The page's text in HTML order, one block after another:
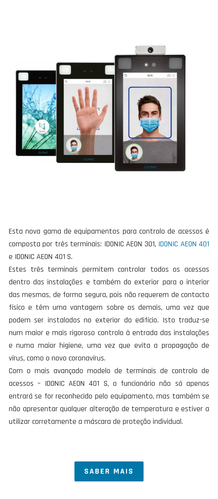
Esta nova gama de equipamentos para controlo de acessos é
composta por três terminais: IDONIC AEON 301, IDONIC AEON 401
e IDONIC AEON 401 S.
Estes três terminais permitem controlar todos os acessos
dentro das instalações e também do exterior para o interior
das mesmas, de forma segura, pois não requerem de contacto
físico e têm uma vantagem sobre os demais, uma vez que
podem ser instalados no exterior do edifício. Isto traduz-se
num maior e mais rigoroso controlo à entrada das instalações
e numa maior higiene, uma vez que evita a propagação de
vírus, como o novo coronavírus.
Com o mais avançado modelo de terminais de controlo de
acessos – IDONIC AEON 401 S, o funcionário não só apenas
entrará se for reconhecido pelo equipamento, mas também se
não apresentar qualquer alteração de temperatura e estiver a
utilizar corretamente a máscara de proteção individual.
SABER MAIS